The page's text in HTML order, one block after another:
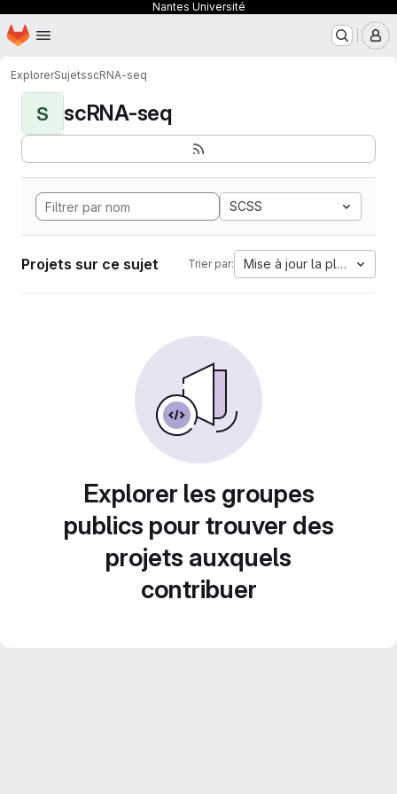
Nantes Université
Passer au contenu principal
Page d'accueil
ExplorerSujetsscRNA-seq
S scRNA-seq
SCSS
Projets sur ce sujet Trier par: Mise à jour la plus
Explorer les groupes
publics pour trouver des
projets auxquels
contribuer